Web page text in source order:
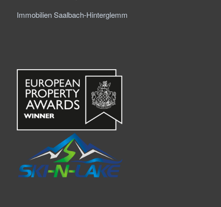
Immobilien Saalbach-Hinterglemm